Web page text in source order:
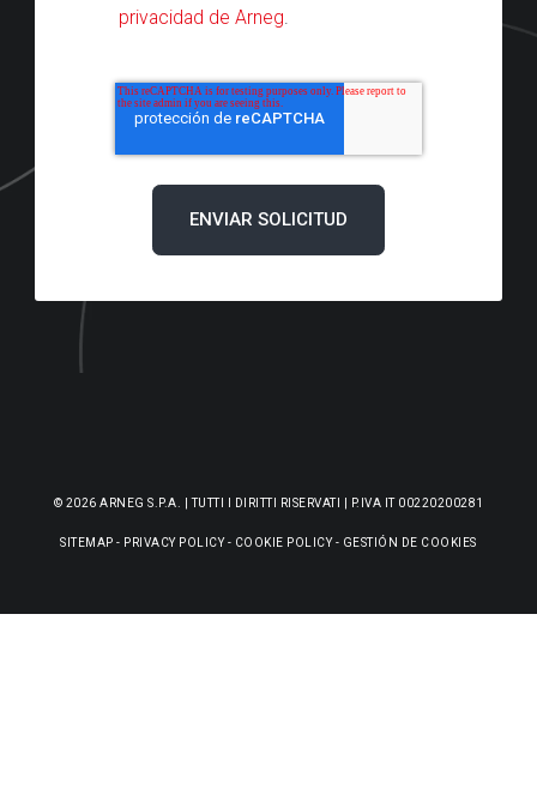
privacidad de Arneg
© 2026 ARNEG S.P.A. | TUTTI I DIRITTI RISERVATI | P.IVA IT 00220200281
SITEMAP - PRIVACY POLICY- COOKIE POLICY- GESTIÓN DE COOKIES